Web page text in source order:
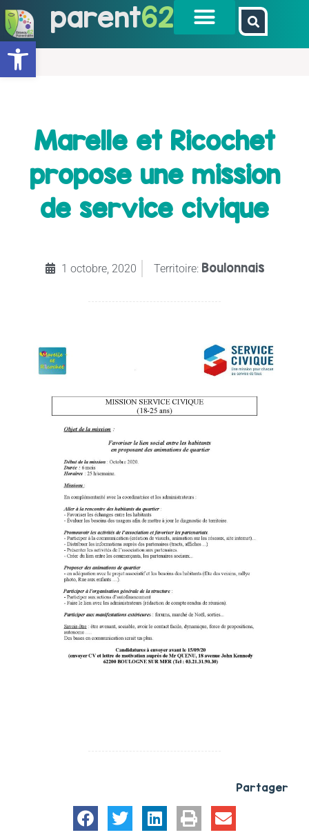
Ouvrir la barre d’outils
parent62
Marelle et Ricochet
propose une mission
de service civique
1 octobre, 2020 Territoire: Boulonnais
Partager